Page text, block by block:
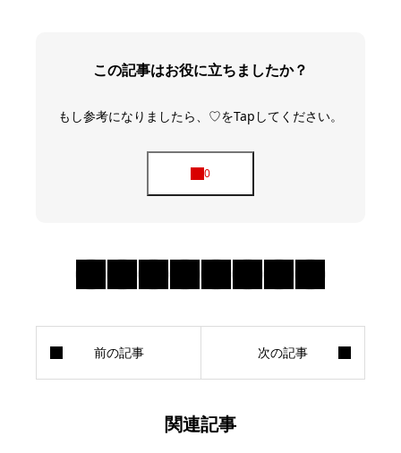
この記事はお役に立ちましたか？
もし参考になりましたら、♡をTapしてください。
関連記事